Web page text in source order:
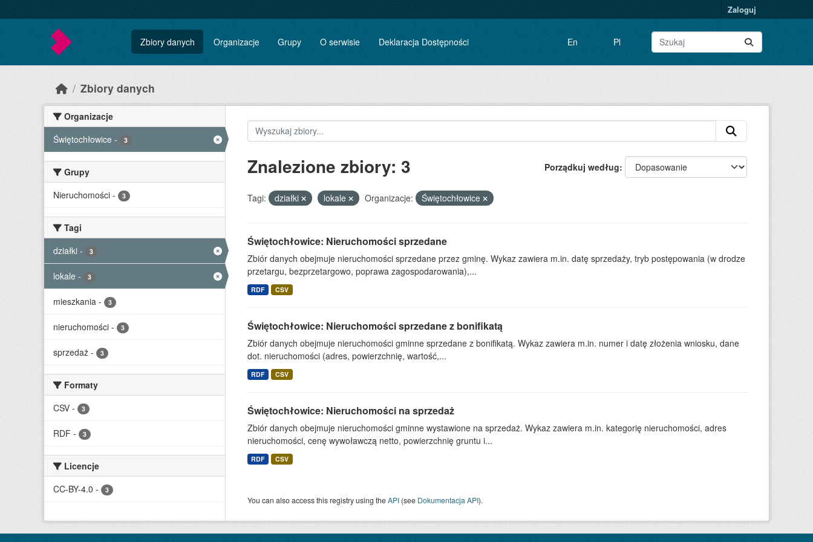
Zaloguj
Zbiory danych Organizacje Grupy O serwisie Deklaracja Dostępności En Pl
Zbiory danych
Organizacje
Świętochłowice - 3
Grupy
Nieruchomości - 3
Tagi
działki - 3
lokale - 3
mieszkania - 3
nieruchomości - 3
sprzedaż - 3
Formaty
CSV - 3
RDF - 3
Licencje
CC-BY-4.0 - 3
Porządkuj według
Znalezione zbiory: 3
Tagi: działki lokale Organizacje: Świętochłowice
Świętochłowice: Nieruchomości sprzedane
Zbiór danych obejmuje nieruchomości sprzedane przez gminę. Wykaz zawiera m.in. datę sprzedaży, tryb postępowania (w drodze
przetargu, bezprzetargowo, poprawa zagospodarowania),...
RDF CSV
Świętochłowice: Nieruchomości sprzedane z bonifikatą
Zbiór danych obejmuje nieruchomości gminne sprzedane z bonifikatą. Wykaz zawiera m.in. numer i datę złożenia wniosku, dane
dot. nieruchomości (adres, powierzchnię, wartość,...
RDF CSV
Świętochłowice: Nieruchomości na sprzedaż
Zbiór danych obejmuje nieruchomości gminne wystawione na sprzedaż. Wykaz zawiera m.in. kategorię nieruchomości, adres
nieruchomości, cenę wywoławczą netto, powierzchnię gruntu i...
RDF CSV
You can also access this registry using theAPI(see Dokumentacja API).